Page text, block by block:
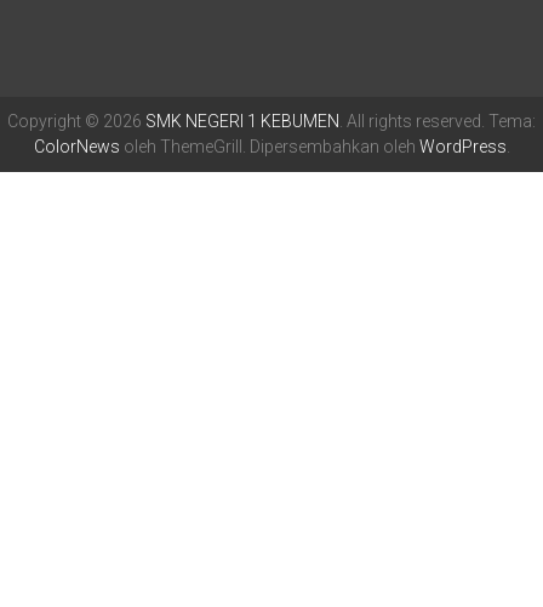
Copyright © 2026 SMK NEGERI 1 KEBUMEN . All rights reserved. Tema:
ColorNews oleh ThemeGrill. Dipersembahkan oleh WordPress